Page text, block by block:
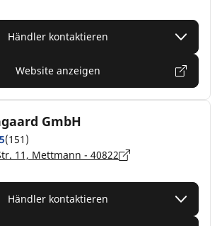
Händler kontaktieren
Website anzeigen
GmbH
(151)
11, Mettmann - 40822
Händler kontaktieren